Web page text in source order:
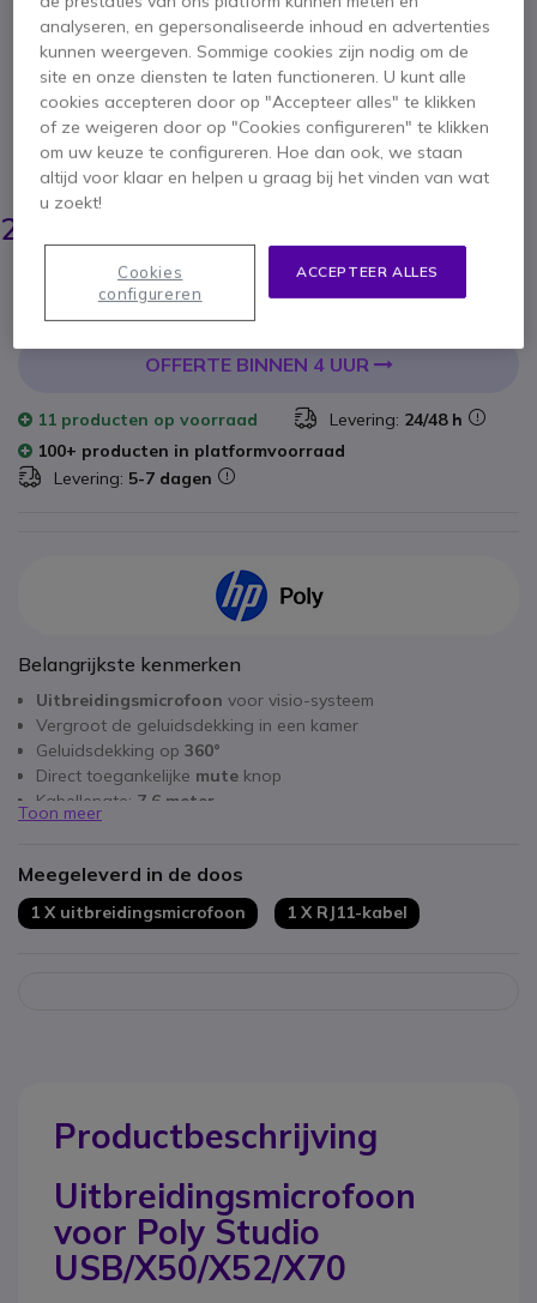
SKU POEXPMIC // Referentie fabrikant: 875M6AA
Tafeluitbreidingsmicrofoon. Vergroot het bereik
van de microfoons op uw Poly Studio
videoconferentiebalken (USB, X50, X52 en X70).
5 van 1 Reviews
BESPAAR 67,00 €
278,25 €
210,95 €
IN WINKELWAGEN
OFFERTE BINNEN 4 UUR
11 producten op voorraad Levering: 24/48 h
100+ producten in platformvoorraad
Levering: 5-7 dagen
Belangrijkste kenmerken
Uitbreidingsmicrofoon voor visio-systeem
Vergroot de geluidsdekking in een kamer
Geluidsdekking op 360°
Direct toegankelijke mute knop
Kabellengte: 7,6 meter
Accessoire
Toon meer
Meegeleverd in de doos
1 X uitbreidingsmicrofoon 1 X RJ11-kabel
Productbeschrijving
Uitbreidingsmicrofoon
voor Poly Studio
USB/X50/X52/X70
analyseren, en gepersonaliseerde inhoud en advertenties
kunnen weergeven. Sommige cookies zijn nodig om de
site en onze diensten te laten functioneren. U kunt alle
cookies accepteren door op "Accepteer alles" te klikken
of ze weigeren door op "Cookies configureren" te klikken
om uw keuze te configureren. Hoe dan ook, we staan
altijd voor klaar en helpen u graag bij het vinden van wat
u zoekt!
ACCEPTEER ALLES
Cookies
configureren